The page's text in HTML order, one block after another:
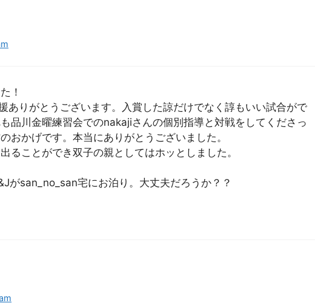
！
ありがとうございます。入賞した諒だけでなく諄もいい試合がで
品川金曜練習会でのnakajiさんの個別指導と対戦をしてくださっ
おかげです。本当にありがとうございました。
ることができ双子の親としてはホッとしました。
がsan_no_san宅にお泊り。大丈夫だろうか？？